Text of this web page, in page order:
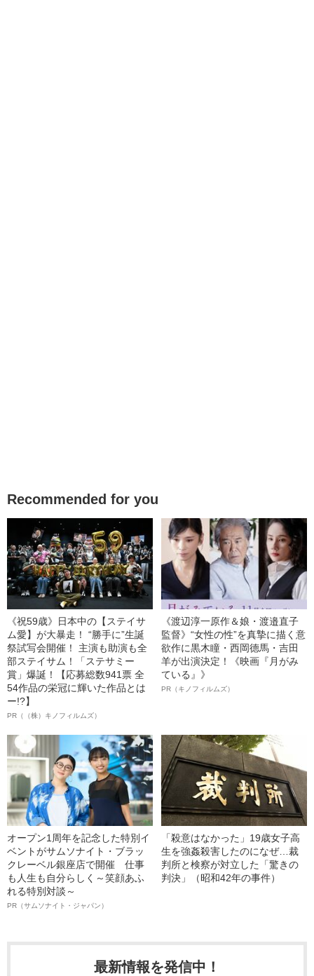
Recommended for you
《祝59歳》日本中の【ステイサ
ム愛】が大暴走！ “勝手に”生誕
祭試写会開催！ 主演も助演も全
部ステイサム！「ステサミー
賞」爆誕！【応募総数941票 全
54作品の栄冠に輝いた作品とは
ー!?】
PR（（株）キノフィルムズ）
《渡辺淳一原作＆娘・渡邉直子
監督》“女性の性”を真摯に描く意
欲作に黒木瞳・西岡德馬・吉田
羊が出演決定！《映画『月がみ
ている』》
PR（キノフィルムズ）
オープン1周年を記念した特別イ
ベントがサムソナイト・ブラッ
クレーベル銀座店で開催 仕事
も人生も自分らしく～笑顔あふ
れる特別対談～
PR（サムソナイト・ジャパン）
「殺意はなかった」19歳女子高
生を強姦殺害したのになぜ…裁
判所と検察が対立した「驚きの
判決」（昭和42年の事件）
最新情報を発信中！